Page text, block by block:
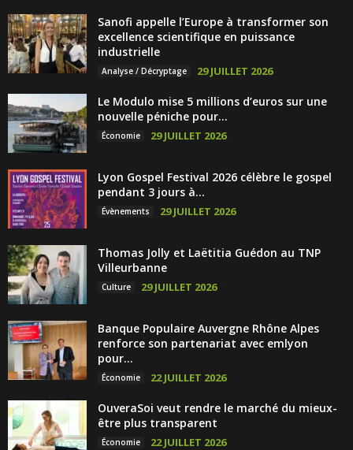
Sanofi appelle l’Europe à transformer son
excellence scientifique en puissance
industrielle
Analyse / Décryptage 29 JUILLET 2026
Le Modulo mise 5 millions d’euros sur une
nouvelle péniche pour...
Économie 29 JUILLET 2026
Lyon Gospel Festival 2026 célèbre le gospel
pendant 3 jours à...
Évènements 29 JUILLET 2026
Thomas Jolly et Laëtitia Guédon au TNP
Villeurbanne
Culture 29 JUILLET 2026
Banque Populaire Auvergne Rhône Alpes
renforce son partenariat avec emlyon
pour...
Économie 22 JUILLET 2026
OuveraSoi veut rendre le marché du mieux-
être plus transparent
Économie 22 JUILLET 2026